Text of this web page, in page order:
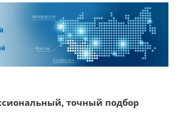
точный подбор